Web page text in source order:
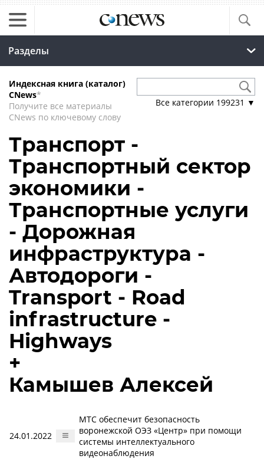
Разделы
Индексная книга (каталог)
CNews*
Получите все материалы
CNews по ключевому слову
Все категории 199231 ▼
Транспорт -
Транспортный сектор
экономики -
Транспортные услуги
- Дорожная
инфраструктура -
Автодороги -
Transport - Road
infrastructure -
Highways
+
Камышев Алексей
24.01.2022
МТС обеспечит безопасность
воронежской ОЭЗ «Центр» при помощи
системы интеллектуального
видеонаблюдения